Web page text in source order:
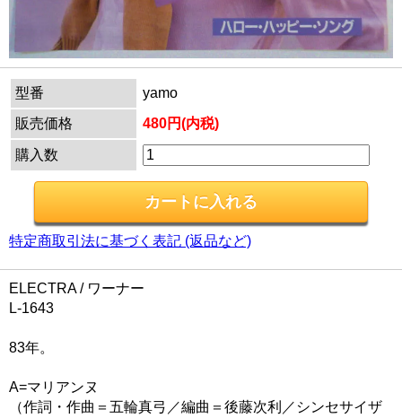
型番
yamo
販売価格
480円(内税)
購入数
特定商取引法に基づく表記 (返品など)
ELECTRA / ワーナー
L-1643
83年。
A=マリアンヌ
（作詞・作曲＝五輪真弓／編曲＝後藤次利／シンセサイザ